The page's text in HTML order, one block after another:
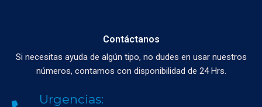
Contáctanos
Si necesitas ayuda de algún tipo, no dudes en usar nuestros
números, contamos con disponibilidad de 24 Hrs.
Urgencias: